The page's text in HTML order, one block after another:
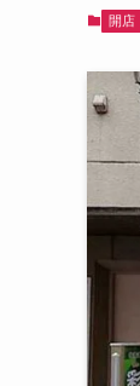
開店